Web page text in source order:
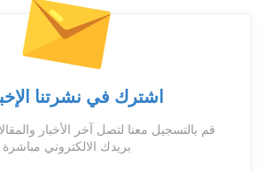
اشترك في نشرتنا
قم بالتسجيل معنا لتصل آخر الأخبار
بريدك الالكتروني مباشرة